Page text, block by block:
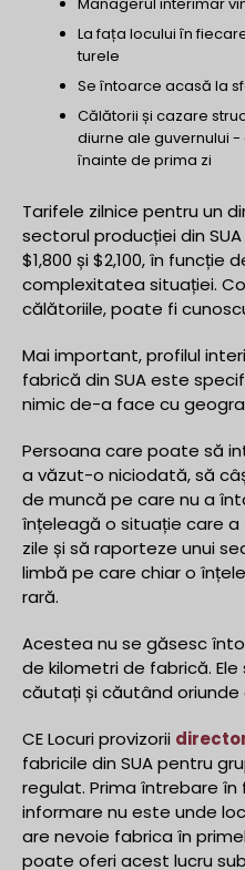
La fața locului în
turele
Se întoarce acasă la
Călătorii și cazare
diurne ale guvernului -
înainte de prima zi
Tarifele zilnice pentru un
sectorul producției din
$1,800 și $2,100, în funcție
complexitatea situației.
călătoriile, poate fi
Mai important, profilul
fabrică din SUA este
nimic de-a face cu
Persoana care poate să
a văzut-o niciodată, să
de muncă pe care nu a
înțeleagă o situație care
zile și să raporteze unui
limbă pe care chiar o
rară.
Acestea nu se găsesc
de kilometri de fabrică.
căutați și căutând oriunde
CE Locuri provizorii
fabricile din SUA pentru
regulat. Prima întrebare
informare nu este unde
are nevoie fabrica în
poate oferi acest lucru